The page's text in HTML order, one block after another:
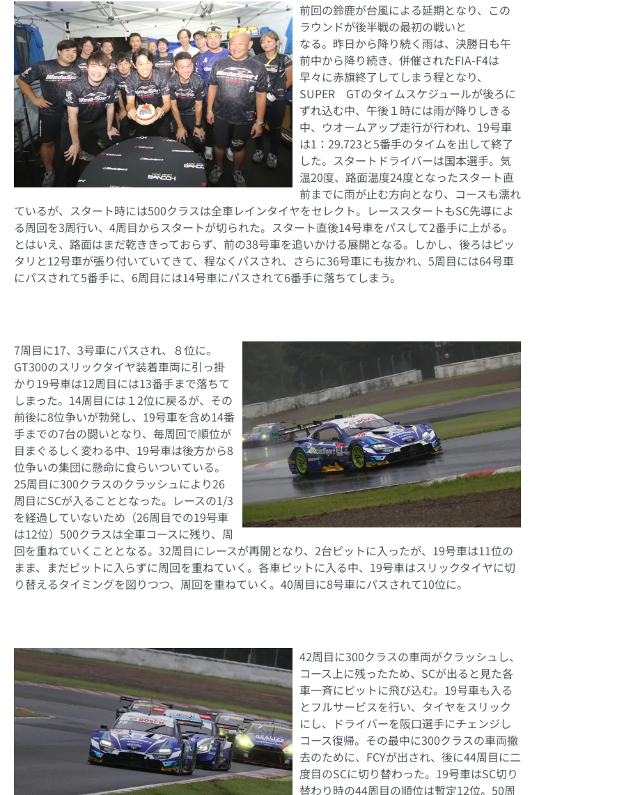
前回の鈴鹿が台風による延期となり、この
ラウンドが後半戦の最初の戦いと
なる。昨日から降り続く雨は、決勝日も午
前中から降り続き、併催されたFIA-F4は
早々に赤旗終了してしまう程となり、
SUPER GTのタイムスケジュールが後ろに
ずれ込む中、午後１時には雨が降りしきる
中、ウオームアップ走行が行われ、19号車
は1：29.723と5番手のタイムを出して終了
した。スタートドライバーは国本選手。気
温20度、路面温度24度となったスタート直
前までに雨が止む方向となり、コースも濡れ
ているが、スタート時には500クラスは全車レインタイヤをセレクト。レーススタートもSC先導によ
る周回を3周行い、4周目からスタートが切られた。スタート直後14号車をパスして2番手に上がる。
とはいえ、路面はまだ乾ききっておらず、前の38号車を追いかける展開となる。しかし、後ろはピッ
タリと12号車が張り付いていてきて、程なくパスされ、さらに36号車にも抜かれ、5周目には64号車
にパスされて5番手に、6周目には14号車にパスされて6番手に落ちてしまう。
7周目に17、3号車にパスされ、８位に。
GT300のスリックタイヤ装着車両に引っ掛
かり19号車は12周目には13番手まで落ちて
しまった。14周目には１2位に戻るが、その
前後に8位争いが勃発し、19号車を含め14番
手までの7台の闘いとなり、毎周回で順位が
目まぐるしく変わる中、19号車は後方から8
位争いの集団に懸命に食らいついている。
25周目に300クラスのクラッシュにより26
周目にSCが入ることとなった。レースの1/3
を経過していないため（26周目での19号車
は12位）500クラスは全車コースに残り、周
回を重ねていくこととなる。32周目にレースが再開となり、2台ピットに入ったが、19号車は11位の
まま、まだピットに入らずに周回を重ねていく。各車ピットに入る中、19号車はスリックタイヤに切
り替えるタイミングを図りつつ、周回を重ねていく。40周目に8号車にパスされて10位に。
42周目に300クラスの車両がクラッシュし、
コース上に残ったため、SCが出ると見た各
車一斉にピットに飛び込む。19号車も入る
とフルサービスを行い、タイヤをスリック
にし、ドライバーを阪口選手にチェンジし
コース復帰。その最中に300クラスの車両撤
去のために、FCYが出され、後に44周目に二
度目のSCに切り替わった。19号車はSC切り
替わり時の44周目の順位は暫定12位。50周